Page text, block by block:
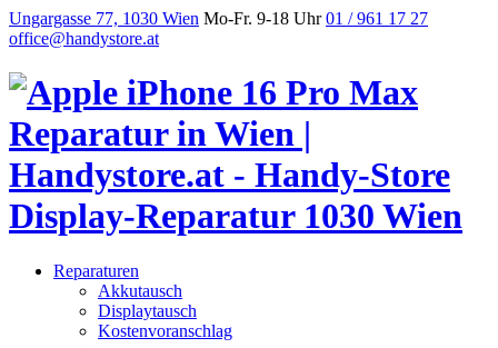
Ungargasse 77, 1030 Wien Mo-Fr. 9-18 Uhr 01 / 961 17 27
office@handystore.at
Reparaturen
Akkutausch
Displaytausch
Kostenvoranschlag